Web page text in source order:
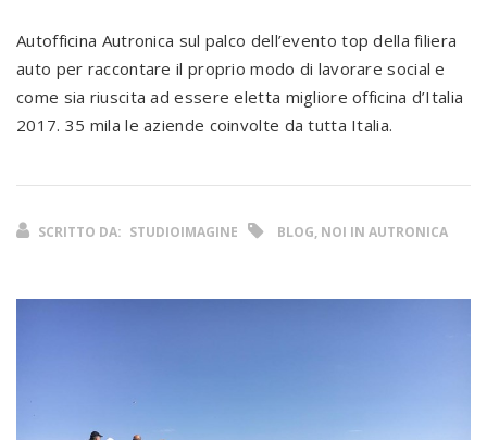
Autofficina Autronica sul palco dell’evento top della filiera
auto per raccontare il proprio modo di lavorare social e
come sia riuscita ad essere eletta migliore officina d’Italia
2017. 35 mila le aziende coinvolte da tutta Italia.
SCRITTO DA: STUDIOIMAGINE BLOG, NOI IN AUTRONICA